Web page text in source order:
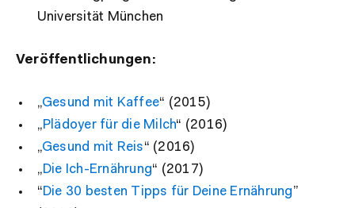
Universität München
Veröffentlichungen:
„Gesund mit Kaffee“ (2015)
„Plädoyer für die Milch“ (2016)
„Gesund mit Reis“ (2016)
„Die Ich-Ernährung“ (2017)
“Die 30 besten Tipps für Deine Ernährung”